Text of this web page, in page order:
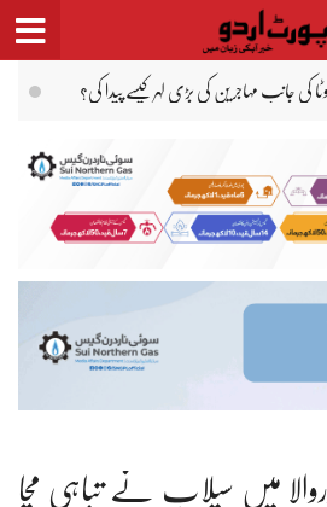
افتتاح اگلے سال ستمبر میں ہوگا بچوں کے
میں سیلاب نے تباہی مچا